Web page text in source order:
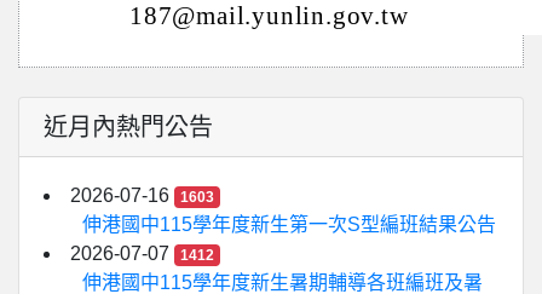
187@mail.yunlin.gov.tw
近月內熱門公告
2026-07-16 1603
伸港國中115學年度新生第一次S型編班結果公告
2026-07-07
1412
伸港國中115學年度新生暑期輔導各班編班及暑